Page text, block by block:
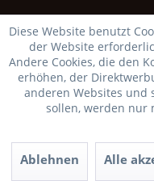
Diese Website benutzt
der Website
Andere Cookies, die den
erhöhen, der
anderen Websites und
sollen, werden nur
Ablehnen Alle